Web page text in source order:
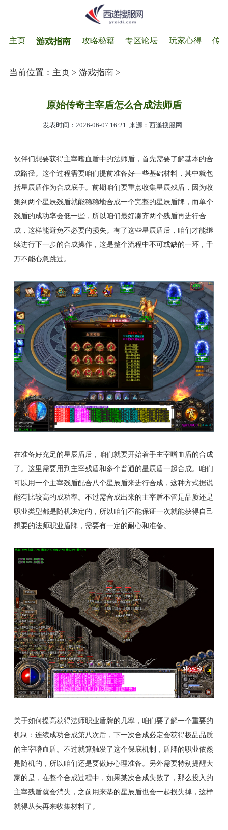
主页 游戏指南 攻略秘籍 专区论坛 玩家心得 传
当前位置： 主页> 游戏指南>
原始传奇主宰盾怎么合成法师盾
发表时间：2026-06-07 16:21 来源：西递搜服网
伙伴们想要获得主宰嗜血盾中的法师盾，首先需要了解基本的合
成路径。这个过程需要咱们提前准备好一些基础材料，其中就包
括星辰盾作为合成底子。前期咱们要重点收集星辰残盾，因为收
集到两个星辰残盾就能稳稳地合成一个完整的星辰盾牌，而单个
残盾的成功率会低一些，所以咱们最好凑齐两个残盾再进行合
成，这样能避免不必要的损失。有了这些星辰盾后，咱们才能继
续进行下一步的合成操作，这是整个流程中不可或缺的一环，千
万不能心急跳过。
在准备好充足的星辰盾后，咱们就要开始着手主宰嗜血盾的合成
了。这里需要用到主宰残盾和多个普通的星辰盾一起合成。咱们
可以用一个主宰残盾配合八个星辰盾来进行合成，这种方式据说
能有比较高的成功率。不过需合成出来的主宰盾不管是品质还是
职业类型都是随机决定的，所以咱们不能保证一次就能获得自己
想要的法师职业盾牌，需要有一定的耐心和准备。
关于如何提高获得法师职业盾牌的几率，咱们要了解一个重要的
机制：连续成功合成第八次后，下一次合成必定会获得极品品质
的主宰嗜血盾。不过就算触发了这个保底机制，盾牌的职业依然
是随机的，所以咱们还是要做好心理准备。另外需要特别提醒大
家的是，在整个合成过程中，如果某次合成失败了，那么投入的
主宰残盾就会消失，之前用来垫的星辰盾也会一起损失掉，这样
就得从头再来收集材料了。